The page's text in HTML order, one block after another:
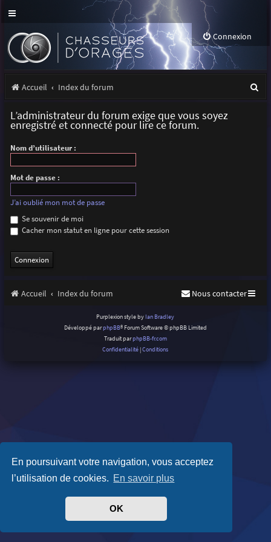
En poursuivant votre navigation, vous acceptez
l’utilisation de cookies. En savoir plus
OK
Connexion
Accueil Index du forum
L’administrateur du forum exige que vous soyez
enregistré et connecté pour lire ce forum.
Nom d’utilisateur :
Mot de passe :
J’ai oublié mon mot de passe
Se souvenir de moi
Cacher mon statut en ligne pour cette session
Accueil Index du forum Nous contacter
Purplexion style by Ian Bradley
Développé parphpBB® Forum Software © phpBB Limited
Traduit parphpBB-fr.com
Confidentialité |Conditions